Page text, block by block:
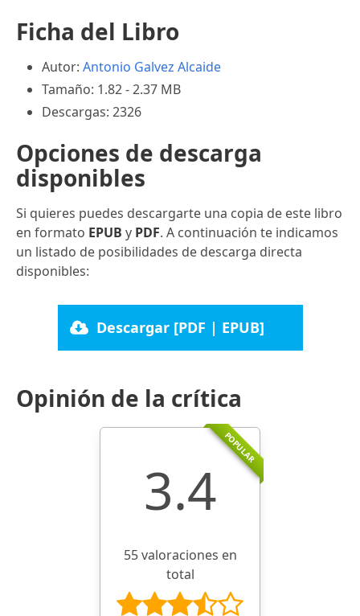
Ficha del Libro
Autor: Antonio Galvez Alcaide
Tamaño: 1.82 - 2.37 MB
Descargas: 2326
Opciones de descarga
disponibles
Si quieres puedes descargarte una copia de este libro
en formato EPUB y PDF. A continuación te indicamos
un listado de posibilidades de descarga directa
disponibles:
Descargar [PDF | EPUB]
Opinión de la crítica
POPULAR
3.4
55 valoraciones en
total